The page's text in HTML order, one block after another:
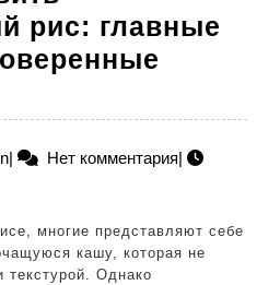
рис: главные
admin
| Нет комментария|
многие представляют себе
кашу, которая не
текстурой. Однако